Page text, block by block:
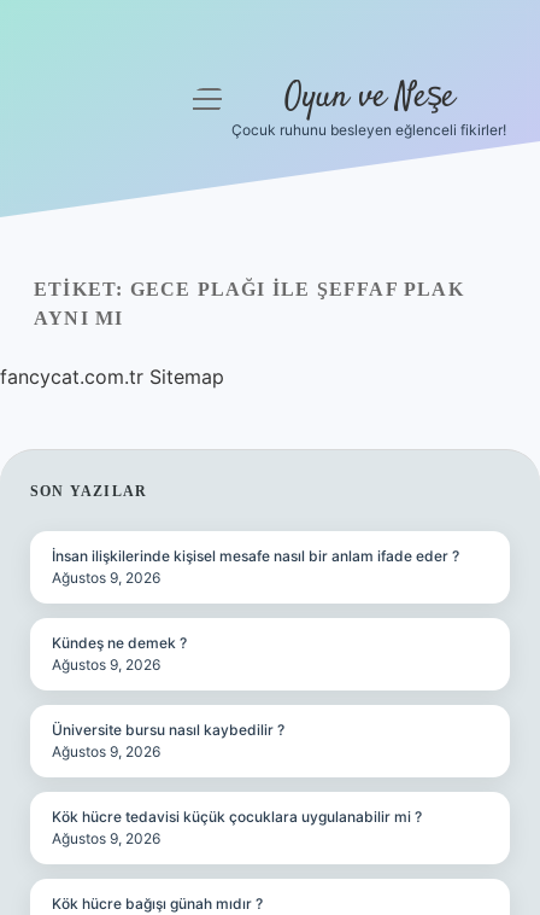
Yasal Uyarı
menüyü
Oyun ve Neşe
Çocuk ruhunu besleyen eğlenceli fikirler!
ETIKET: GECE PLAĞI ILE ŞEFFAF PLAK
AYNI MI
fancycat.com.tr Sitemap
SIDEBAR
SON YAZILAR
İnsan ilişkilerinde kişisel mesafe nasıl bir anlam ifade eder ?
Ağustos 9, 2026
Kündeş ne demek ?
Ağustos 9, 2026
Üniversite bursu nasıl kaybedilir ?
Ağustos 9, 2026
Kök hücre tedavisi küçük çocuklara uygulanabilir mi ?
Ağustos 9, 2026
Kök hücre bağışı günah mıdır ?